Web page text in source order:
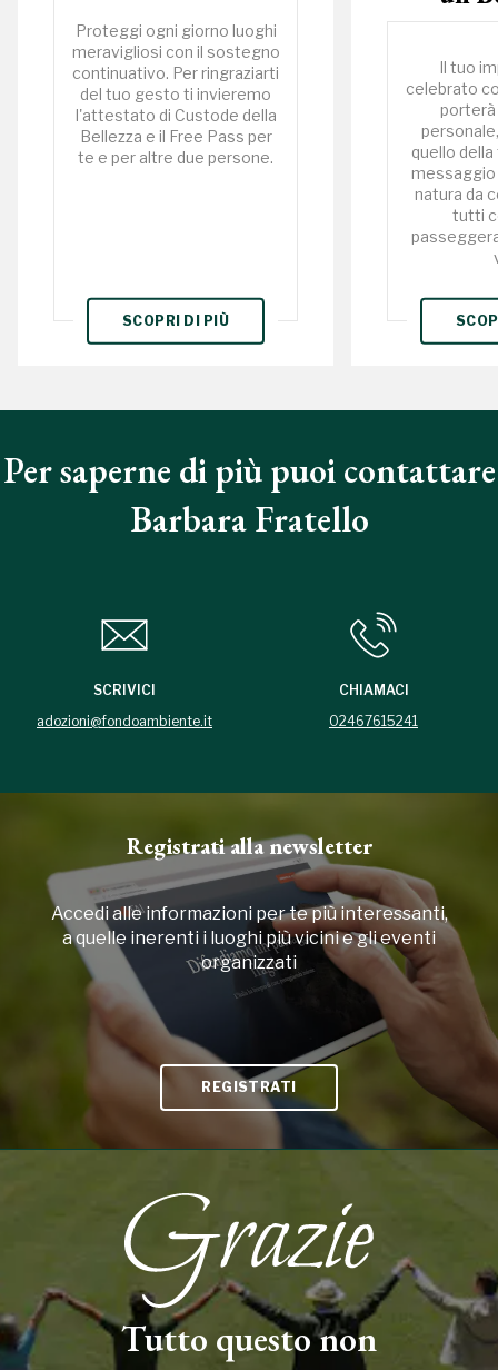
Proteggi ogni giorno luoghi
meravigliosi con il sostegno
continuativo. Per ringraziarti
del tuo gesto ti invieremo
l'attestato di Custode della
Bellezza e il Free Pass per
te e per altre due persone.
SCOPRI DI PIÙ
Il tuo
celebrato
porterà
quello della
messaggio
natura da
tutti
Per saperne di più puoi contattare
Barbara Fratello
SCRIVICI
adozioni@fondoambiente.it
CHIAMACI
02467615241
Registrati alla newsletter
Accedi alle informazioni per te più interessanti,
a quelle inerenti i luoghi più vicini e gli eventi
organizzati
REGISTRATI
Tutto questo non